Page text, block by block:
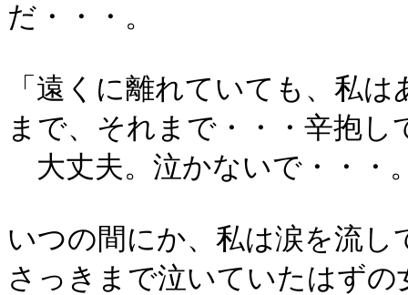
だ・・・。
「遠くに離れていても、私
まで、それまで・・・辛抱し
大丈夫。泣かないで・・・
いつの間にか、私は涙を流し
さっきまで泣いていたはず